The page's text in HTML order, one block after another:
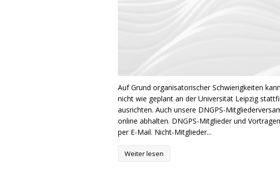
Auf Grund organisatorischer Schwierigkeiten
nicht wie geplant an der Universität Leipzig
ausrichten. Auch unsere DNGPS-
online abhalten. DNGPS-Mitglieder und
per E-Mail. Nicht-Mitglieder...
Weiter lesen